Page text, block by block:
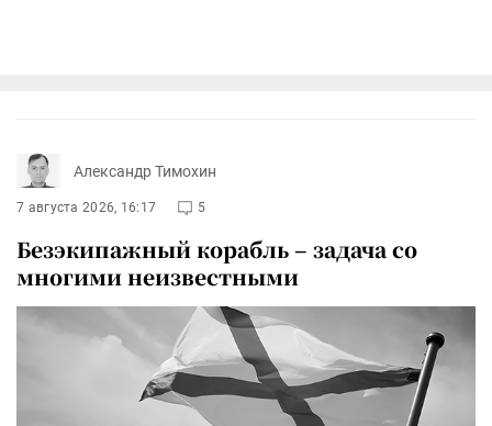
Александр Тимохин
7 августа 2026, 16:17 5
Безэкипажный корабль – задача со
многими неизвестными